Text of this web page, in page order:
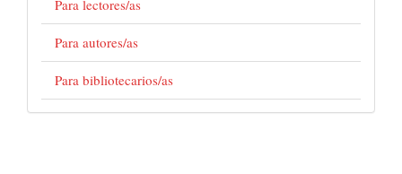
Para lectores/as
Para autores/as
Para bibliotecarios/as